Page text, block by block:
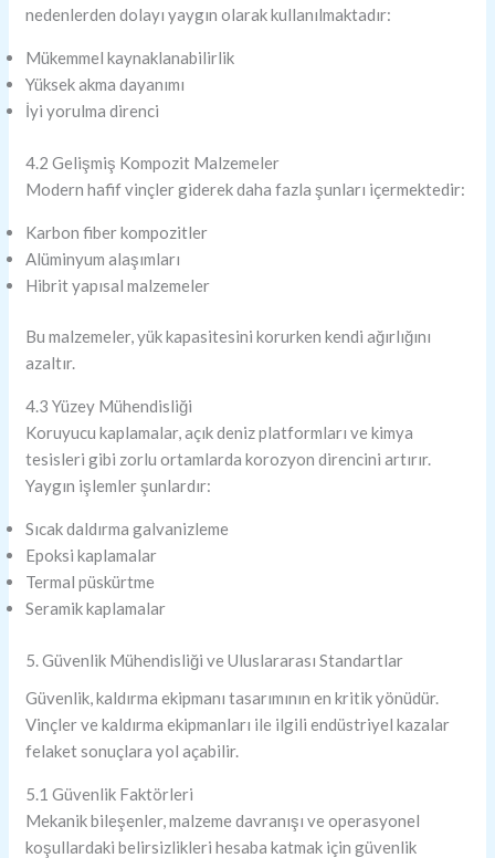
nedenlerden dolayı yaygın olarak kullanılmaktadır:
Mükemmel kaynaklanabilirlik
Yüksek akma dayanımı
İyi yorulma direnci
4.2 Gelişmiş Kompozit Malzemeler
Modern hafif vinçler giderek daha fazla şunları içermektedir:
Karbon fiber kompozitler
Alüminyum alaşımları
Hibrit yapısal malzemeler
Bu malzemeler, yük kapasitesini korurken kendi ağırlığını
azaltır.
4.3 Yüzey Mühendisliği
Koruyucu kaplamalar, açık deniz platformları ve kimya
tesisleri gibi zorlu ortamlarda korozyon direncini artırır.
Yaygın işlemler şunlardır:
Sıcak daldırma galvanizleme
Epoksi kaplamalar
Termal püskürtme
Seramik kaplamalar
5. Güvenlik Mühendisliği ve Uluslararası Standartlar
Güvenlik, kaldırma ekipmanı tasarımının en kritik yönüdür.
Vinçler ve kaldırma ekipmanları ile ilgili endüstriyel kazalar
felaket sonuçlara yol açabilir.
5.1 Güvenlik Faktörleri
Mekanik bileşenler, malzeme davranışı ve operasyonel
koşullardaki belirsizlikleri hesaba katmak için güvenlik